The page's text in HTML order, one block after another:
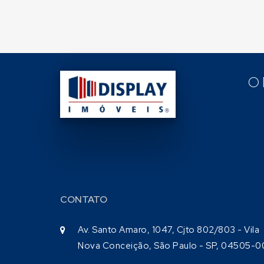
O
CONTATO
Av. Santo Amaro, 1047, Cjto 802/803 - Vila
Nova Conceição, São Paulo - SP, 04505-